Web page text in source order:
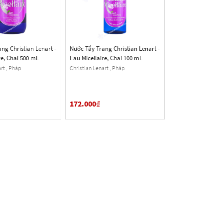
Christian Lenart -
Chai 500 mL
, Pháp
Nước Tẩy Trang Christian Lenart -
Eau Micellaire, Chai 100 mL
Christian Lenart , Pháp
172.000₫